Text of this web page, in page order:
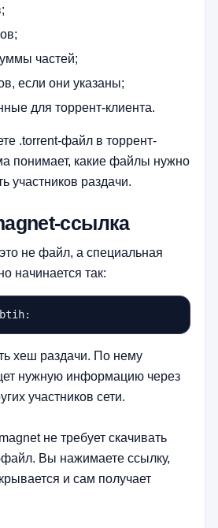
частей;
если они указаны;
для торрент-клиента.
.torrent-файл в торрент-
понимает, какие файлы нужно
участников раздачи.
ссылка
не файл, а специальная
начинается так:
хеш раздачи. По нему
нужную информацию через
участников сети.
не требует скачивать
Вы нажимаете ссылку,
и сам получает